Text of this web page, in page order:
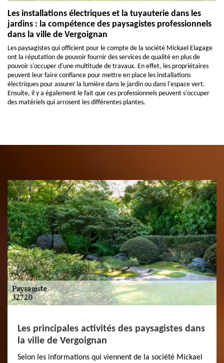
Les installations électriques et la tuyauterie dans les
jardins : la compétence des paysagistes professionnels
dans la ville de Vergoignan
Les paysagistes qui officient pour le compte de la société Mickael Elagage
ont la réputation de pouvoir fournir des services de qualité en plus de
pouvoir s'occuper d'une multitude de travaux. En effet, les propriétaires
peuvent leur faire confiance pour mettre en place les installations
électriques pour assurer la lumière dans le jardin ou dans l'espace vert.
Ensuite, il y a également le fait que ces professionnels peuvent s'occuper
des matériels qui arrosent les différentes plantes.
Les principales activités des paysagistes dans
la ville de Vergoignan
Selon les informations qui viennent de la société Mickael